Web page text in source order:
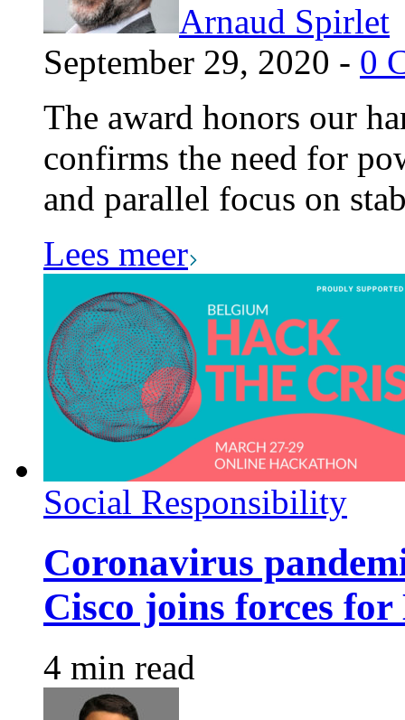
Arnaud Spirlet
September 29, 2020 - 0
The award honors our
confirms the need for
and parallel focus on
Lees meer
Social Responsibility
Coronavirus
Cisco joins forces
4 min read